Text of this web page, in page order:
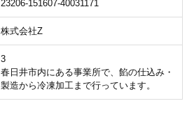
23206-151607-40031171
株式会社Z
3
春日井市内にある事業所で、餡の仕込み・
製造から冷凍加工まで行っています。